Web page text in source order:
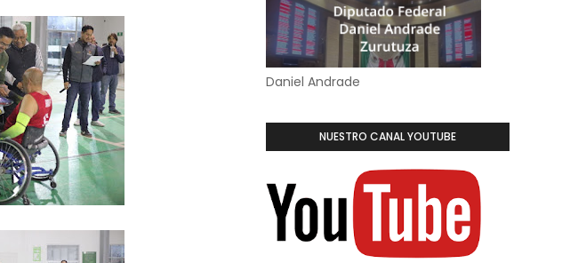
Daniel Andrade
NUESTRO CANAL YOUTUBE